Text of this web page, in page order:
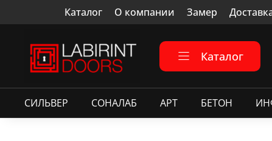
Каталог О компании Замер
Каталог
СИЛЬВЕР СОНАЛАБ АРТ БЕТОН